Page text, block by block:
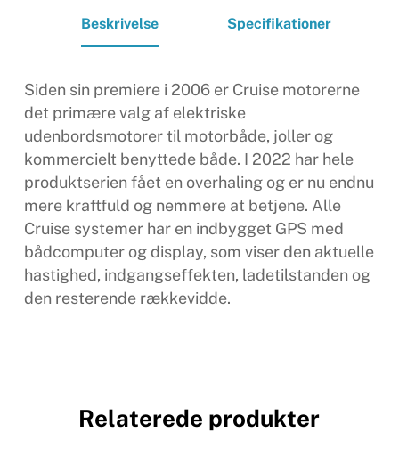
Beskrivelse Specifikationer
Siden sin premiere i 2006 er Cruise motorerne
det primære valg af elektriske
udenbordsmotorer til motorbåde, joller og
kommercielt benyttede både. I 2022 har hele
produktserien fået en overhaling og er nu endnu
mere kraftfuld og nemmere at betjene. Alle
Cruise systemer har en indbygget GPS med
bådcomputer og display, som viser den aktuelle
hastighed, indgangseffekten, ladetilstanden og
den resterende rækkevidde.
Relaterede produkter